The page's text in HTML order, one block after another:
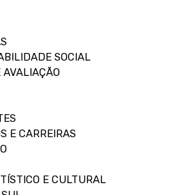
SOCIAL
AVALIAÇÃO
E CARREIRAS
E CULTURAL